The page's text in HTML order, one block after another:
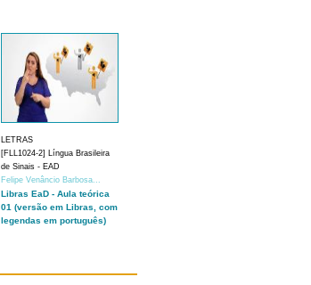
LETRAS
[FLL1024-2] Língua Brasileira
de Sinais - EAD
Felipe Venâncio Barbosa...
Libras EaD - Aula teórica
01 (versão em Libras, com
legendas em português)